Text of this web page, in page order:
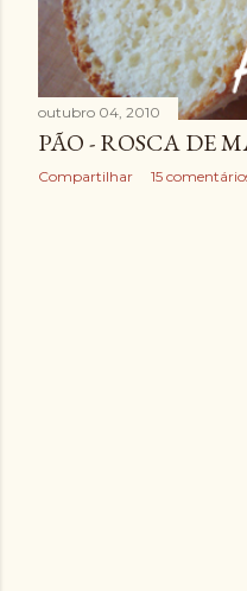
outubro 04, 2010
PÃO - ROSCA DE
Compartilhar 15